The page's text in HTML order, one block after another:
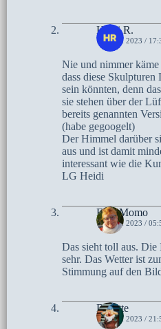
Heidi R.
19. MAI 2023 /
Nie und nimmer
dass diese Skulpturen
sein könnten, denn
sie stehen über der
bereits genannten
(habe gegoogelt)
Der Himmel darüber
aus und ist damit
interessant wie die
LG Heidi
Frau Momo
16. MAI 2023 /
Das sieht toll aus.
sehr. Das Wetter ist
Stimmung auf den
Brigitte
15. MAI 2023 /